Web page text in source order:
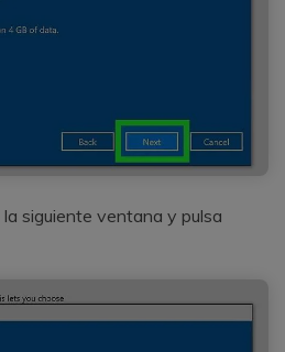
siguiente ventana y pulsa